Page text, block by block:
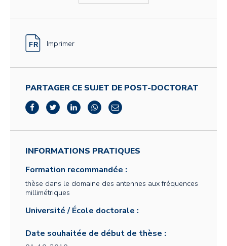
Imprimer
PARTAGER CE SUJET DE POST-DOCTORAT
INFORMATIONS PRATIQUES
Formation recommandée :
thèse dans le domaine des antennes aux fréquences
millimétriques
Université / École doctorale :
Date souhaitée de début de thèse :